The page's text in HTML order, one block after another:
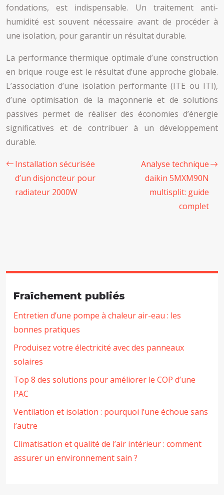
fondations, est indispensable. Un traitement anti-
humidité est souvent nécessaire avant de procéder à
une isolation, pour garantir un résultat durable.
La performance thermique optimale d’une construction
en brique rouge est le résultat d’une approche globale.
L’association d’une isolation performante (ITE ou ITI),
d’une optimisation de la maçonnerie et de solutions
passives permet de réaliser des économies d’énergie
significatives et de contribuer à un développement
durable.
Installation sécurisée
d’un disjoncteur pour
radiateur 2000W
Analyse technique
daikin 5MXM90N
multisplit: guide
complet
Fraîchement publiés
Entretien d’une pompe à chaleur air-eau : les
bonnes pratiques
Produisez votre électricité avec des panneaux
solaires
Top 8 des solutions pour améliorer le COP d’une
PAC
Ventilation et isolation : pourquoi l’une échoue sans
l’autre
Climatisation et qualité de l’air intérieur : comment
assurer un environnement sain ?